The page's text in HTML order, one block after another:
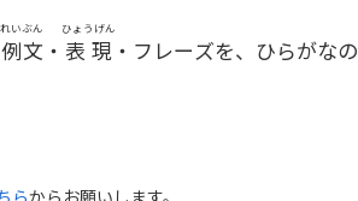
例文
れいぶん
・ 表現
ひょうげん
・フレーズを、ひらがなの
らからお願いします。